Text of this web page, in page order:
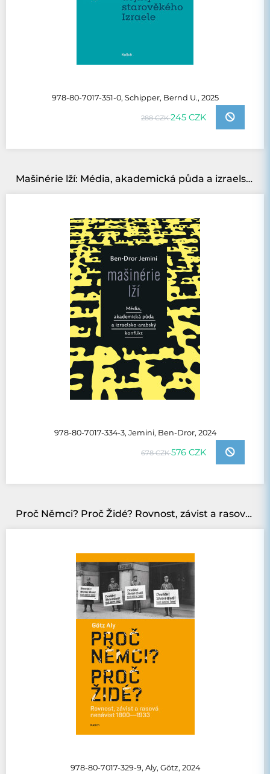
978-80-7017-351-0, Schipper, Bernd U., 2025
288 CZK245 CZK
Mašinérie lží: Média, akademická půda a izraelsko-arabský konflikt
978-80-7017-334-3, Jemini, Ben-Dror, 2024
678 CZK576 CZK
Proč Němci? Proč Židé? Rovnost, závist a rasová nenávist 1800–1933
978-80-7017-329-9, Aly, Götz, 2024